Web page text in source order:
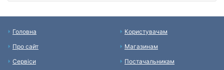
Головна
Про сайт
Сервіси
Користувачам
Магазинам
Постачальникам